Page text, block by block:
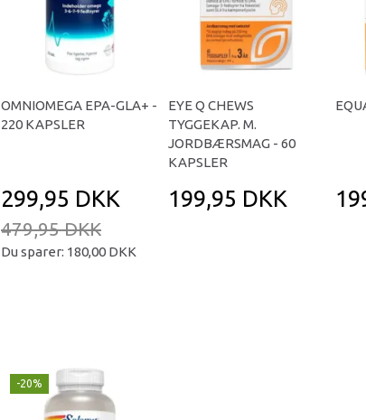
OMNIOMEGA EPA-GLA+ -
220 KAPSLER
299,95 DKK
479,95 DKK
Du sparer: 180,00 DKK
EYE Q CHEWS
TYGGEKAP. M.
JORDBÆRSMAG - 60
KAPSLER
199,95 DKK
-20%